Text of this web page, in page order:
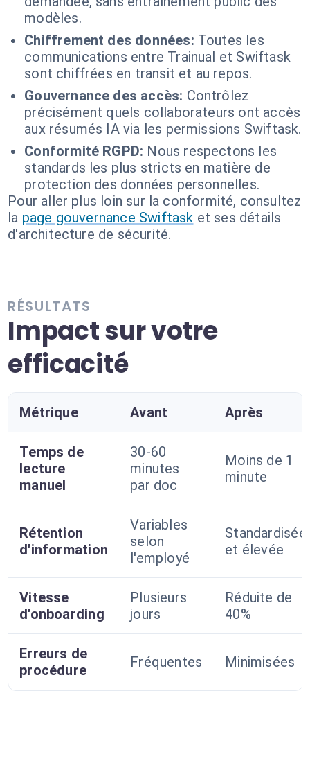
modèles.
Chiffrement des données: Toutes les
communications entre Trainual et Swiftask
sont chiffrées en transit et au repos.
Gouvernance des accès: Contrôlez
précisément quels collaborateurs ont accès
aux résumés IA via les permissions Swiftask.
Conformité RGPD: Nous respectons les
standards les plus stricts en matière de
protection des données personnelles.
Pour aller plus loin sur la conformité, consultez
la page gouvernance Swiftask et ses détails
d'architecture de sécurité.
RÉSULTATS
Impact sur votre
efficacité
Métrique Avant Après
Temps de
lecture
manuel
30-60
minutes
par doc
Moins de 1
minute
Rétention
d'information
Variables
selon
l'employé
Standardisée
et élevée
Vitesse
d'onboarding
Plusieurs
jours
Réduite de
40%
Erreurs de
procédure
Fréquentes Minimisées